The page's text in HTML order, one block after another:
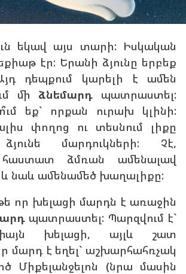
եկավ այս տարի: Իսկական
էր: Երանի ձյունը երբեք
դեպքում կարելի է ամեն
մի ձնեմարդ պատրաստել:
եք` որքան ուրախ կլինի:
փողոց ու տեսնում լիքը
մարդուկների: Չէ,
ձմռան ամենալավ
նաև ամենամեծ խաղալիքը:
որ խելացի մարդն է առաջին
պատրաստել: Պարզվում է`
խելացի, այլև շատ
մարդ է եղել` աշխարհահռչակ
Միքելանջելոն (նրա մասին